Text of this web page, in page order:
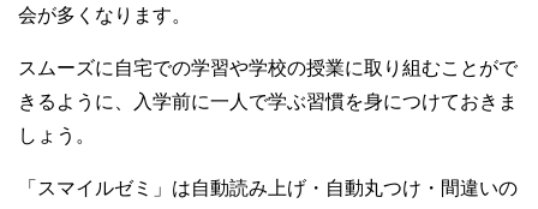
会が多くなります。
スムーズに自宅での学習や学校の授業に取り組むことがで
きるように、入学前に一人で学ぶ習慣を身につけておきま
しょう。
「スマイルゼミ」は自動読み上げ・自動丸つけ・間違いの